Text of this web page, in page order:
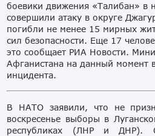
боевики движения «Талибан» в
совершили атаку в округе
погибли не менее 15 мирных
сил безопасности. Еще 17
это сообщает РИА Новости.
Афганистана на данный момент
инцидента.
В НАТО заявили, что не
воскресенье выборы в
республиках (ЛНР и ДНР).